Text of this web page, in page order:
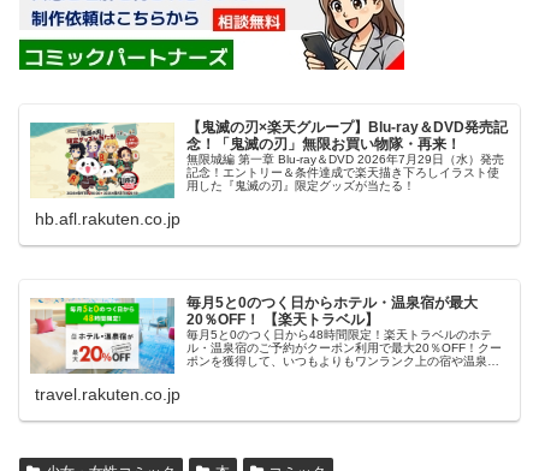
【鬼滅の刃×楽天グループ】Blu-ray＆DVD発売記
念！「鬼滅の刃」無限お買い物隊・再来！
無限城編 第一章 Blu-ray＆DVD 2026年7月29日（水）発売
記念！エントリー＆条件達成で楽天描き下ろしイラスト使
用した『鬼滅の刃』限定グッズが当たる！
hb.afl.rakuten.co.jp
毎月5と0のつく日からホテル・温泉宿が最大
20％OFF！ 【楽天トラベル】
毎月5と0のつく日から48時間限定！楽天トラベルのホテ
ル・温泉宿のご予約がクーポン利用で最大20％OFF！クー
ポンを獲得して、いつもよりもワンランク上の宿や温泉宿
travel.rakuten.co.jp